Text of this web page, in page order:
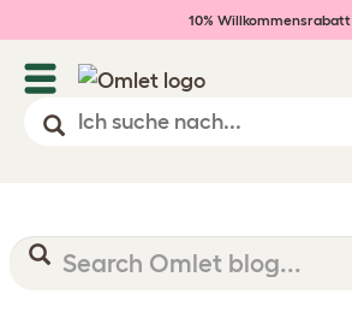
10% Willkommensrabatt